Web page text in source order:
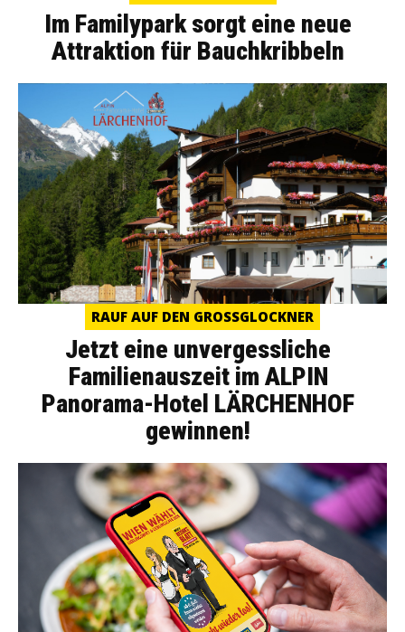
Im Familypark sorgt eine neue
Attraktion für Bauchkribbeln
RAUF AUF DEN GROSSGLOCKNER
Jetzt eine unvergessliche
Familienauszeit im ALPIN
Panorama-Hotel LÄRCHENHOF
gewinnen!